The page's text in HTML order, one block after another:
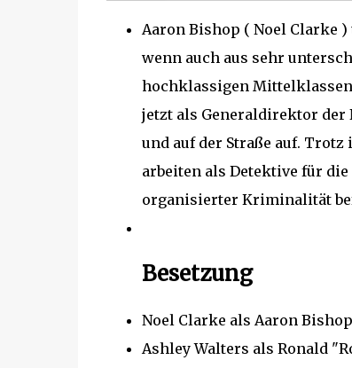
Aaron Bishop ( Noel Clarke
wenn auch aus sehr
hochklassigen
jetzt als Generaldirektor der
und auf der Straße auf. Trotz
arbeiten als Detektive für
organisierter Kriminalität
Besetzung
Noel Clarke als Aaron
Ashley Walters als Ronald